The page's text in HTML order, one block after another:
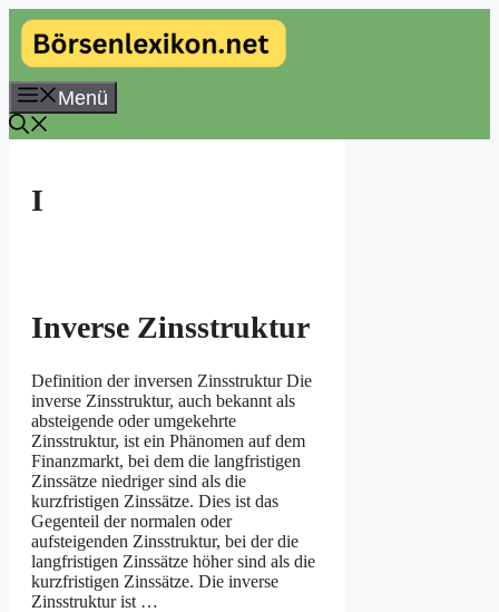
Zum
Inhalt
springen
Menü
I
Inverse Zinsstruktur
Definition der inversen Zinsstruktur Die
inverse Zinsstruktur, auch bekannt als
absteigende oder umgekehrte
Zinsstruktur, ist ein Phänomen auf dem
Finanzmarkt, bei dem die langfristigen
Zinssätze niedriger sind als die
kurzfristigen Zinssätze. Dies ist das
Gegenteil der normalen oder
aufsteigenden Zinsstruktur, bei der die
langfristigen Zinssätze höher sind als die
kurzfristigen Zinssätze. Die inverse
Zinsstruktur ist …